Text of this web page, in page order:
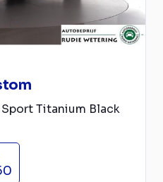
Titanium Black